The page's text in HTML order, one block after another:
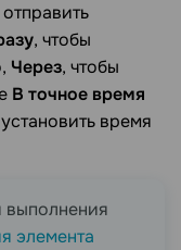
, чтобы
Через, чтобы
В точное время
время
выполнения
элемента